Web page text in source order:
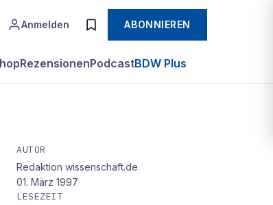
Anmelden ABONNIEREN
RezensionenPodcastBDW Plus
AUTOR
Redaktion wissenschaft.de
01. März 1997
LESEZEIT